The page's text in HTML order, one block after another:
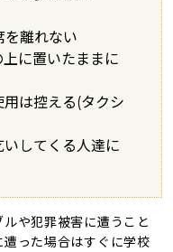
を離れない
に置いたままに
は控える(タクシ
してくる人達に
や犯罪被害に遭うこと
った場合はすぐに学校